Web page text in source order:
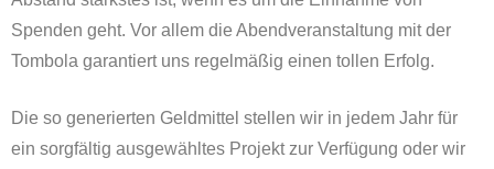
Spenden geht. Vor allem die Abendveranstaltung mit der
Tombola garantiert uns regelmäßig einen tollen Erfolg.
Die so generierten Geldmittel stellen wir in jedem Jahr für
ein sorgfältig ausgewähltes Projekt zur Verfügung oder wir